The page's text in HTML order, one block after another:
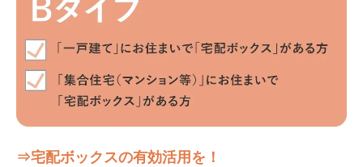
⇒宅配ボックスの有効活用を！